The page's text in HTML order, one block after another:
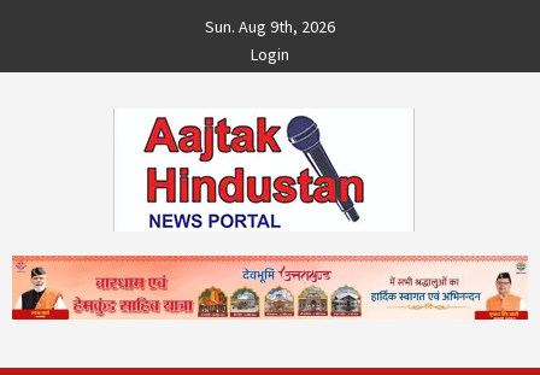
content
Sun. Aug 9th, 2026
Login